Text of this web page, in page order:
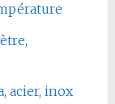
acier, inox